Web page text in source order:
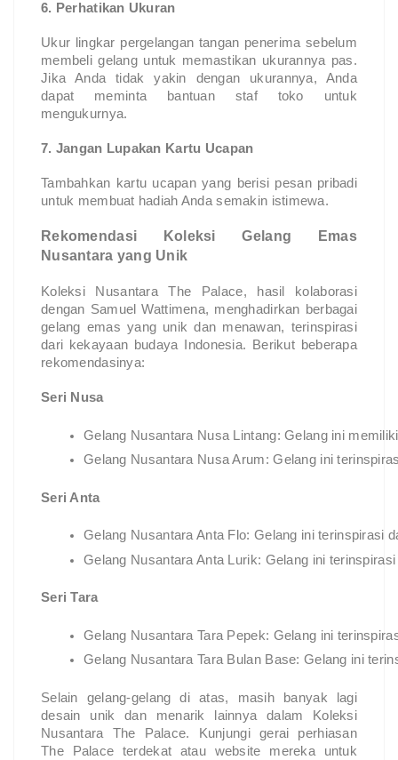
6. Perhatikan Ukuran
Ukur lingkar pergelangan tangan penerima sebelum
membeli gelang untuk memastikan ukurannya pas.
Jika Anda tidak yakin dengan ukurannya, Anda
dapat meminta bantuan staf toko untuk
mengukurnya.
7. Jangan Lupakan Kartu Ucapan
Tambahkan kartu ucapan yang berisi pesan pribadi
untuk membuat hadiah Anda semakin istimewa.
Rekomendasi Koleksi Gelang Emas
Nusantara yang Unik
Koleksi Nusantara The Palace, hasil kolaborasi
dengan Samuel Wattimena, menghadirkan berbagai
gelang emas yang unik dan menawan, terinspirasi
dari kekayaan budaya Indonesia. Berikut beberapa
rekomendasinya:
Seri Nusa
Gelang Nusantara Nusa Lintang: Gelang ini
Gelang Nusantara Nusa Arum: Gelang ini
Seri Anta
Gelang Nusantara Anta Flo: Gelang ini terinspirasi
Gelang Nusantara Anta Lurik: Gelang ini
Seri Tara
Gelang Nusantara Tara Pepek: Gelang ini
Gelang Nusantara Tara Bulan Base: Gelang ini
Selain gelang-gelang di atas, masih banyak lagi
desain unik dan menarik lainnya dalam Koleksi
Nusantara The Palace. Kunjungi gerai perhiasan
The Palace terdekat atau website mereka untuk